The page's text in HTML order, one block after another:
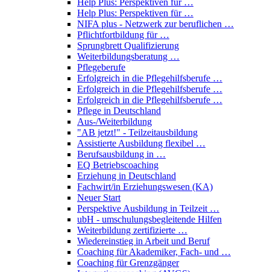
Help Plus: Perspektiven für …
Help Plus: Perspektiven für …
NIFA plus - Netzwerk zur beruflichen …
Pflichtfortbildung für …
Sprungbrett Qualifizierung
Weiterbildungsberatung …
Pflegeberufe
Erfolgreich in die Pflegehilfsberufe …
Erfolgreich in die Pflegehilfsberufe …
Erfolgreich in die Pflegehilfsberufe …
Pflege in Deutschland
Aus-/Weiterbildung
"AB jetzt!" - Teilzeitausbildung
Assistierte Ausbildung flexibel …
Berufsausbildung in …
EQ Betriebscoaching
Erziehung in Deutschland
Fachwirt/in Erziehungswesen (KA)
Neuer Start
Perspektive Ausbildung in Teilzeit …
ubH - umschulungsbegleitende Hilfen
Weiterbildung zertifizierte …
Wiedereinstieg in Arbeit und Beruf
Coaching für Akademiker, Fach- und …
Coaching für Grenzgänger